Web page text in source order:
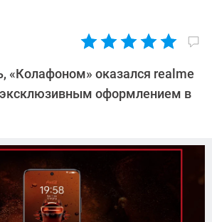
«Колафоном» оказался realme
эксклюзивным оформлением в